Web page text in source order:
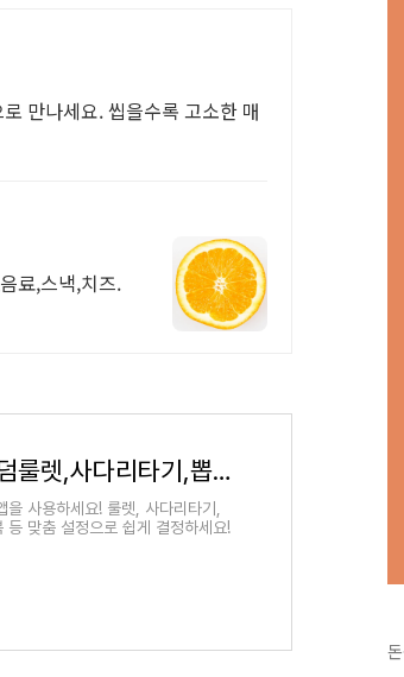
만나세요. 씹을수록 고소한 매
료,스낵,치즈.
Random GO (랜덤룰렛,사다리타기,뽑기,복불복) - Google Play 앱
사용하세요! 룰렛, 사다리타기,
맞춤 설정으로 쉽게 결정하세요!